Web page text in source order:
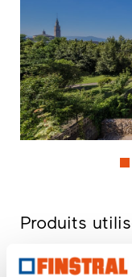
Produits
Uw
- Coefficient